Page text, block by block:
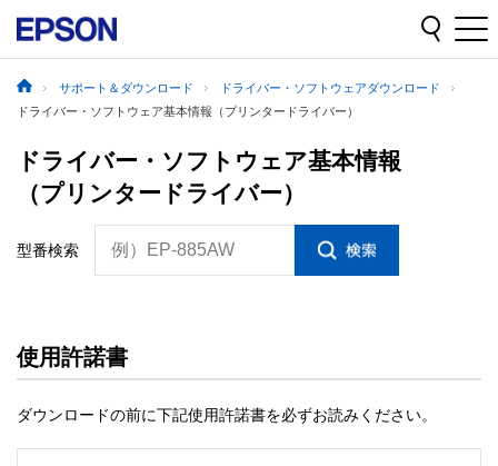
サポート＆ダウンロード
ドライバー・ソフトウェアダウンロード
ドライバー・ソフトウェア基本情報（プリンタードライバー）
ドライバー・ソフトウェア基本情報
（プリンタードライバー）
型番検索 例）EP-885AW
使用許諾書
ダウンロードの前に下記使用許諾書を必ずお読みください。